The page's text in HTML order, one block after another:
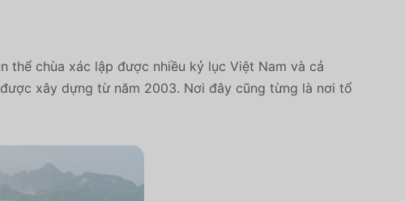
thể chùa xác lập được nhiều kỷ lục Việt Nam và cả
xây dựng từ năm 2003. Nơi đây cũng từng là nơi tổ